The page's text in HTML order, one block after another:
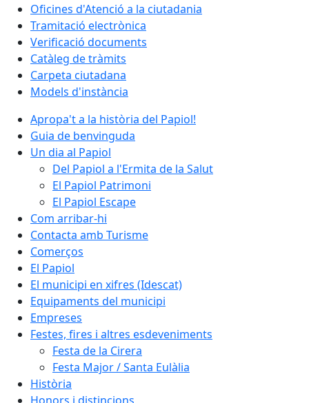
Oficines d'Atenció a la ciutadania
Tramitació electrònica
Verificació documents
Catàleg de tràmits
Carpeta ciutadana
Models d'instància
Apropa't a la història del Papiol!
Guia de benvinguda
Un dia al Papiol
Del Papiol a l'Ermita de la Salut
El Papiol Patrimoni
El Papiol Escape
Com arribar-hi
Contacta amb Turisme
Comerços
El Papiol
El municipi en xifres (Idescat)
Equipaments del municipi
Empreses
Festes, fires i altres esdeveniments
Festa de la Cirera
Festa Major / Santa Eulàlia
Història